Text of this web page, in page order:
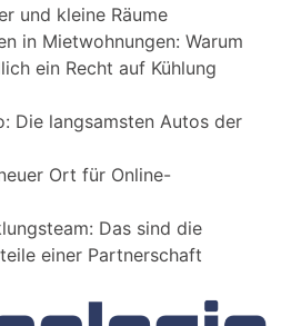
und kleine Räume
in Mietwohnungen: Warum
ein Recht auf Kühlung
Die langsamsten Autos der
Ort für Online-
Das sind die
einer Partnerschaft